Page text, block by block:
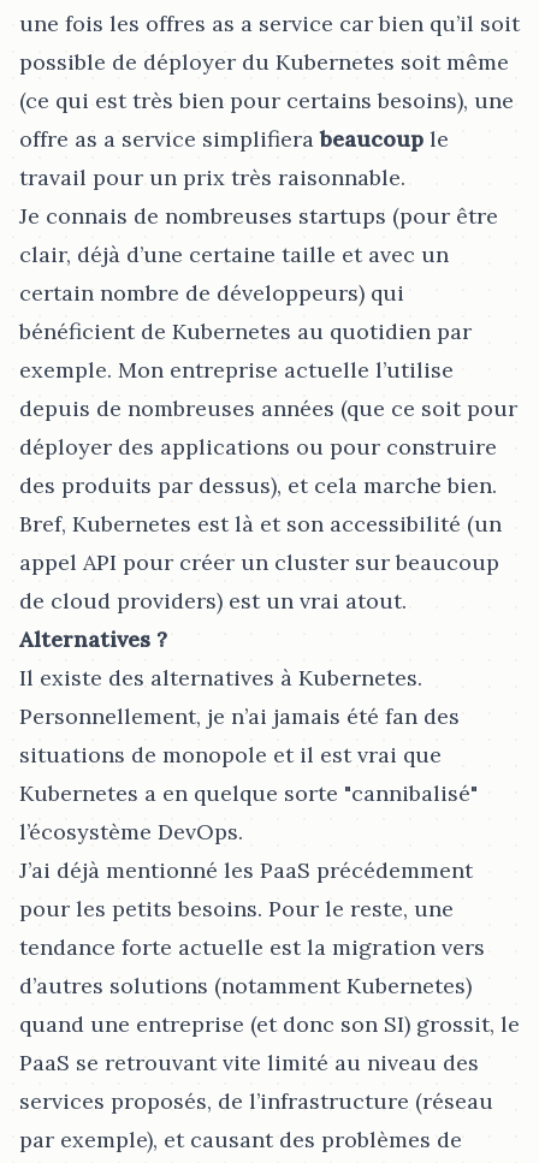
une fois les offres as a service car bien qu’il soit
possible de déployer du Kubernetes soit même
(ce qui est très bien pour certains besoins), une
offre as a service simplifierabeaucoup le
travail pour un prix très raisonnable.
Je connais de nombreuses startups (pour être
clair, déjà d’une certaine taille et avec un
certain nombre de développeurs) qui
bénéficient de Kubernetes au quotidien par
exemple. Mon entreprise actuelle l’utilise
depuis de nombreuses années (que ce soit pour
déployer des applications ou pour construire
des produits par dessus), et cela marche bien.
Bref, Kubernetes est là et son accessibilité (un
appel API pour créer un cluster sur beaucoup
de cloud providers) est un vrai atout.
Alternatives ?
Il existe des alternatives à Kubernetes.
Personnellement, je n’ai jamais été fan des
situations de monopole et il est vrai que
Kubernetes a en quelque sorte "cannibalisé"
l’écosystème DevOps.
J’ai déjà mentionné les PaaS précédemment
pour les petits besoins. Pour le reste, une
tendance forte actuelle est la migration vers
d’autres solutions (notamment Kubernetes)
quand une entreprise (et donc son SI) grossit, le
PaaS se retrouvant vite limité au niveau des
services proposés, de l’infrastructure (réseau
par exemple), et causant des problèmes de